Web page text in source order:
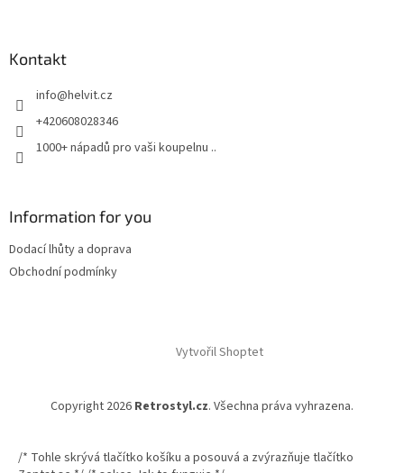
Kontakt
info@helvit.cz
+420608028346
1000+ nápadů pro vaši koupelnu ..
Information for you
Dodací lhůty a doprava
Obchodní podmínky
Vytvořil Shoptet
Copyright 2026 Retrostyl.cz. Všechna práva vyhrazena.
/* Tohle skrývá tlačítko košíku a posouvá a zvýrazňuje tlačítko